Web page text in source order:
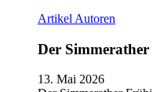
Artikel Autoren
Der
13. Mai 2026